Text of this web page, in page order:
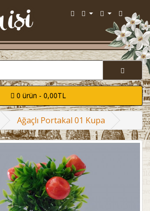
0 ürün - 0,00TL
Ağaçlı Portakal 01 Kupa